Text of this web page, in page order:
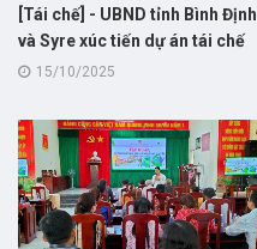
[Tái chế] - UBND tỉnh Bình Định
và Syre xúc tiến dự án tái chế
vải polyester : Bước khởi đầu
ngành dệt may Việt Nam
15/10/2025